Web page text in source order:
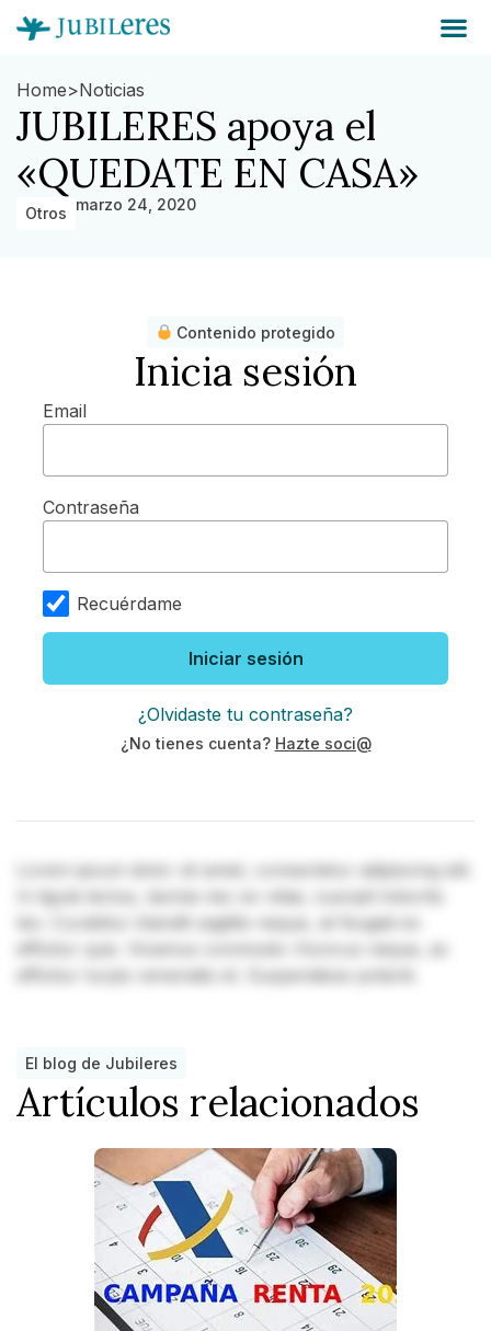
Home>Noticias
JUBILERES apoya el
«QUEDATE EN CASA»
Otros marzo 24, 2020
Lorem ipsum dolor sit amet, consectetur adipiscing elit.
In ligula lectus, lacinia nec ex vitae, suscipit lobortis
leo. Curabitur blandit sagittis neque, at feugiat ex
efficitur quis. Vivamus commodo rhoncus neque, ac
efficitur turpis venenatis et. Suspendisse potenti.
Contenido protegido
Inicia sesión
Email
Contraseña
Recuérdame
Iniciar sesión
¿Olvidaste tu contraseña?
¿No tienes cuenta? Hazte soci@
El blog de Jubileres
Artículos relacionados